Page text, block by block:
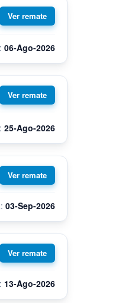
06-Ago-2026
25-Ago-2026
03-Sep-2026
13-Ago-2026